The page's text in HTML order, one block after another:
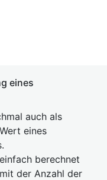
eines
auch als
eines
berechnet
der Anzahl der